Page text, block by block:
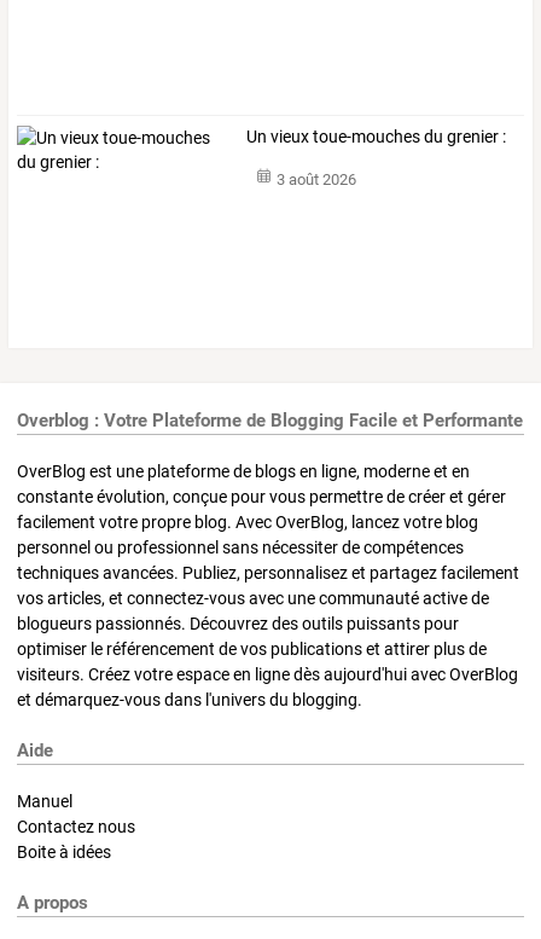
Un vieux toue-mouches du grenier :
3 août 2026
Overblog : Votre Plateforme de Blogging Facile et Performante
OverBlog est une plateforme de blogs en ligne, moderne et en
constante évolution, conçue pour vous permettre de créer et gérer
facilement votre propre blog. Avec OverBlog, lancez votre blog
personnel ou professionnel sans nécessiter de compétences
techniques avancées. Publiez, personnalisez et partagez facilement
vos articles, et connectez-vous avec une communauté active de
blogueurs passionnés. Découvrez des outils puissants pour
optimiser le référencement de vos publications et attirer plus de
visiteurs. Créez votre espace en ligne dès aujourd'hui avec OverBlog
et démarquez-vous dans l'univers du blogging.
Aide
Manuel
Contactez nous
Boite à idées
A propos